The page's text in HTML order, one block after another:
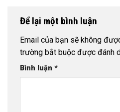
Để lại một bình luận
Email của bạn sẽ không
trường bắt buộc được đánh
Bình luận *